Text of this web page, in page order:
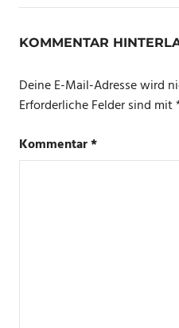
KOMMENTAR
Deine E-Mail-Adresse wird
Erforderliche Felder sind mit
Kommentar*